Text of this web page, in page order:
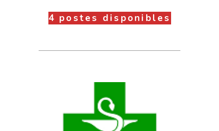
4 postes disponibles